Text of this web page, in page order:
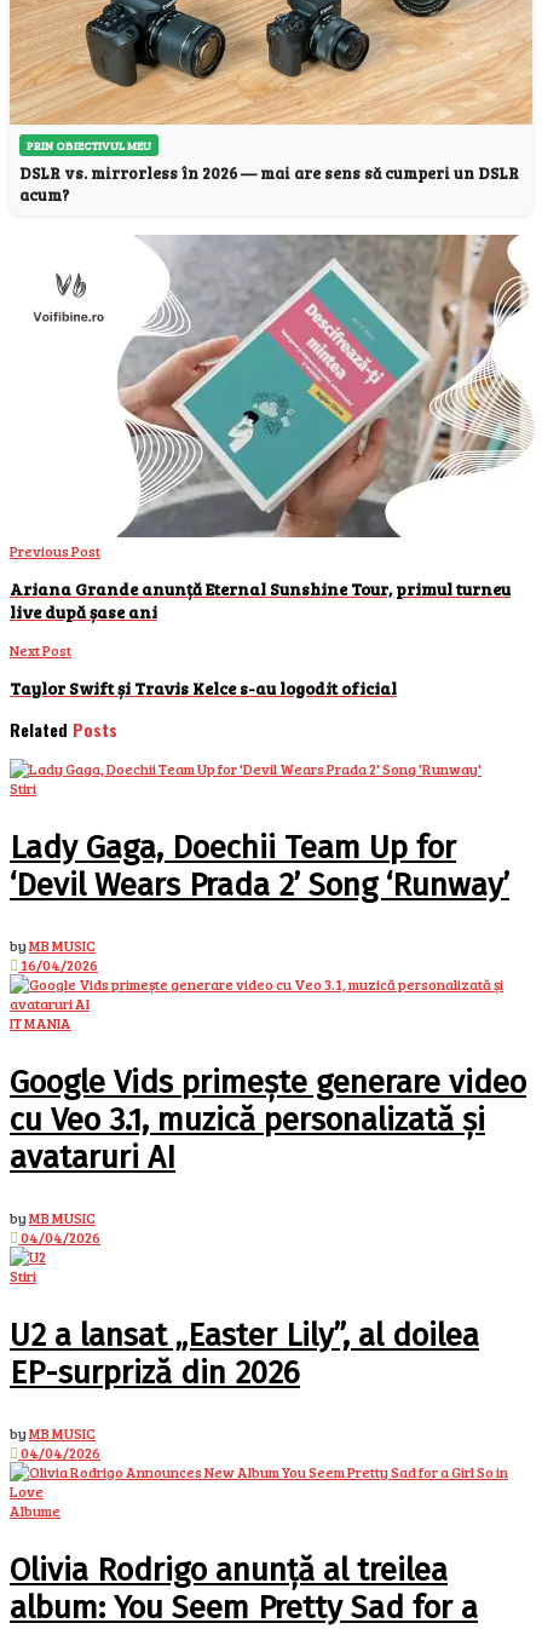
PRIN OBIECTIVUL MEU
DSLR vs. mirrorless în 2026 — mai are sens să cumperi un DSLR
acum?
Previous Post
Ariana Grande anunță Eternal Sunshine Tour, primul turneu
live după șase ani
Next Post
Taylor Swift și Travis Kelce s-au logodit oficial
Related Posts
Stiri
Lady Gaga, Doechii Team Up for
‘Devil Wears Prada 2’ Song ‘Runway’
byMB MUSIC
16/04/2026
IT MANIA
Google Vids primește generare video
cu Veo 3.1, muzică personalizată și
avataruri AI
byMB MUSIC
04/04/2026
Stiri
U2 a lansat „Easter Lily”, al doilea
EP-surpriză din 2026
byMB MUSIC
04/04/2026
Albume
Olivia Rodrigo anunță al treilea
album: You Seem Pretty Sad for a